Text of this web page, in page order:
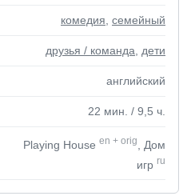
комедия семейный
друзья / команда дети
английский
22 мин. / 9,5 ч.
Playing House en + orig
, Дом
игр ru